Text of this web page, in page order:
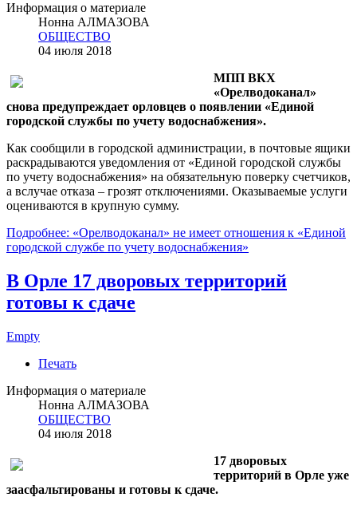
Информация о материале
Нонна АЛМАЗОВА
ОБЩЕСТВО
04 июля 2018
МПП ВКХ
«Орелводоканал»
снова предупреждает орловцев о появлении «Единой
городской службы по учету водоснабжения».
Как сообщили в городской администрации, в почтовые ящики
раскрадываются уведомления от «Единой городской службы
по учету водоснабжения» на обязательную поверку счетчиков,
а вслучае отказа – грозят отключениями. Оказываемые услуги
оцениваются в крупную сумму.
Подробнее: «Орелводоканал» не имеет отношения к «Единой
городской службе по учету водоснабжения»
В Орле 17 дворовых территорий
готовы к сдаче
Empty
Печать
Информация о материале
Нонна АЛМАЗОВА
ОБЩЕСТВО
04 июля 2018
17 дворовых
территорий в Орле уже
заасфальтированы и готовы к сдаче.